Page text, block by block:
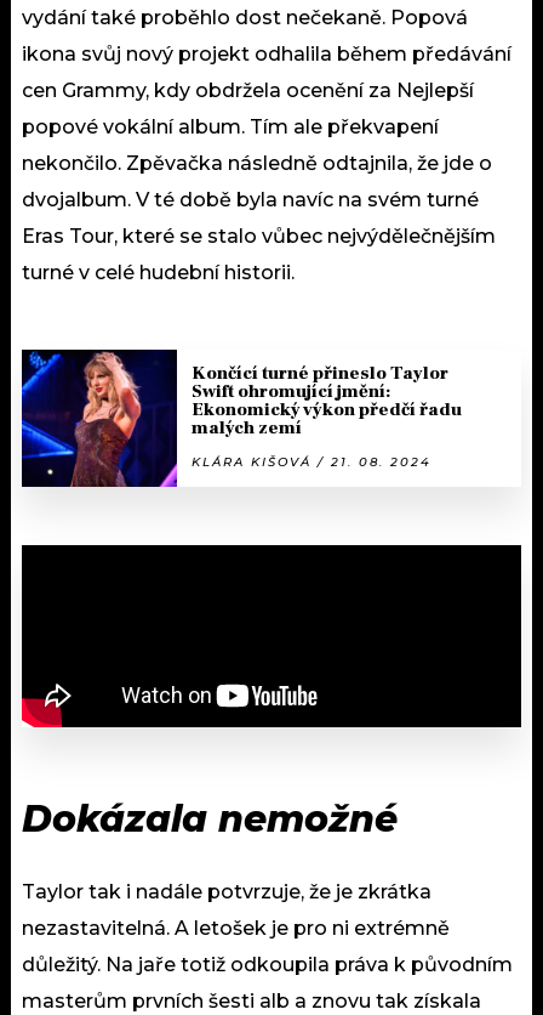
vydání také proběhlo dost nečekaně. Popová
ikona svůj nový projekt odhalila během předávání
cen Grammy, kdy obdržela ocenění za Nejlepší
popové vokální album. Tím ale překvapení
nekončilo. Zpěvačka následně odtajnila, že jde o
dvojalbum. V té době byla navíc na svém turné
Eras Tour, které se stalo vůbec nejvýdělečnějším
turné v celé hudební historii.
Končící turné přineslo Taylor
Swift ohromující jmění:
Ekonomický výkon předčí řadu
malých zemí
KLÁRA KIŠOVÁ / 21. 08. 2024
Dokázala nemožné
Taylor tak i nadále potvrzuje, že je zkrátka
nezastavitelná. A letošek je pro ni extrémně
důležitý. Na jaře totiž odkoupila práva k původním
masterům prvních šesti alb a znovu tak získala